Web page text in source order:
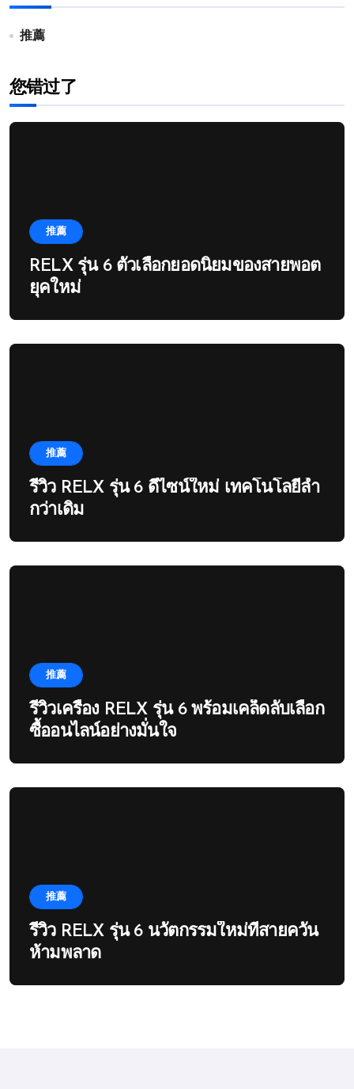
推薦
您错过了
推薦
RELX รุ่น 6 ตัวเลือกยอดนิยมของสายพอต
ยุคใหม่
推薦
รีวิว RELX รุ่น 6 ดีไซน์ใหม่ เทคโนโลยีล้ำ
กว่าเดิม
推薦
รีวิวเครื่อง RELX รุ่น 6 พร้อมเคล็ดลับเลือก
ซื้ออนไลน์อย่างมั่นใจ
推薦
รีวิว RELX รุ่น 6 นวัตกรรมใหม่ที่สายควัน
ห้ามพลาด